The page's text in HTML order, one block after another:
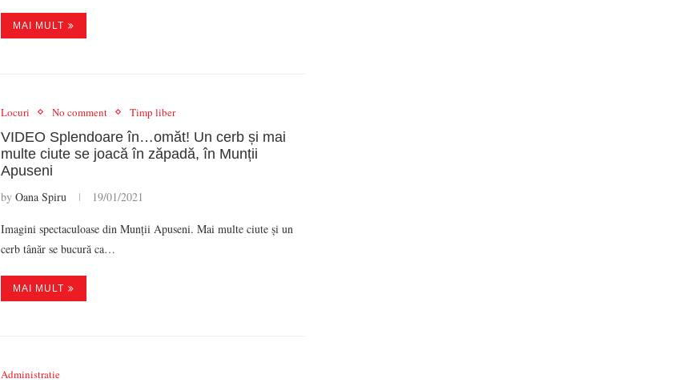
MAI MULT
Locuri No comment Timp liber
VIDEO Splendoare în…omăt! Un cerb și mai
multe ciute se joacă în zăpadă, în Munții
Apuseni
by Oana Spiru 19/01/2021
Imagini spectaculoase din Munții Apuseni. Mai multe ciute și un
cerb tânăr se bucură ca…
MAI MULT
Administratie